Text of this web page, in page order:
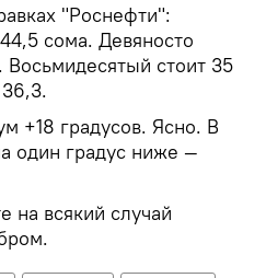
"Роснефти":
сома. Девяносто
Восьмидесятый стоит 35
+18 градусов. Ясно. В
один градус ниже —
на всякий случай